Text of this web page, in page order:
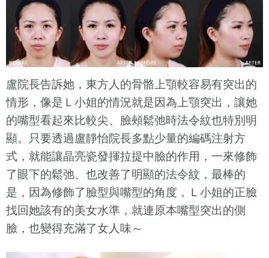
盧院長告訴她，東方人的骨骼上顎較容易有突出的
情形，像是Ｌ小姐的情況就是因為上顎突出，讓她
的嘴型看起來比較尖、臉頰鬆弛時法令紋也特別明
顯。只要透過盧靜怡院長多點少量的編碼注射方
式，就能讓晶亮瓷發揮拉提中臉的作用，一來修飾
了眼下的鬆弛、也改善了明顯的法令紋，最棒的
是，因為修飾了臉型與嘴型的角度，Ｌ小姐的正臉
找回她該有的美女水準，就連原本嘴型突出的側
臉，也變得充滿了女人味～